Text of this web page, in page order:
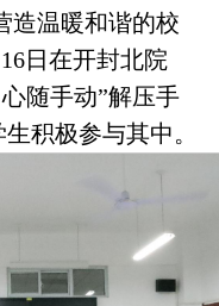
造温暖和谐的校
日在开封北院
随手动”解压手
积极参与其中。